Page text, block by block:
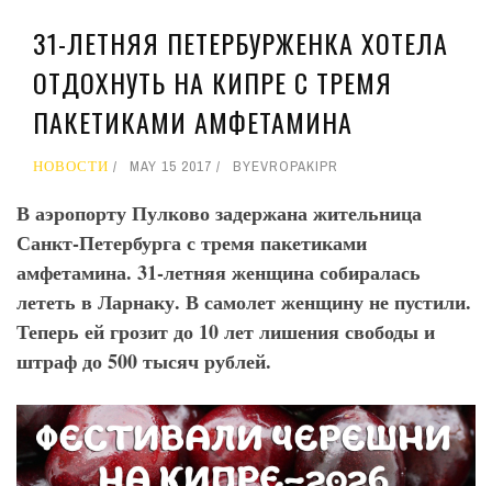
31-ЛЕТНЯЯ ПЕТЕРБУРЖЕНКА ХОТЕЛА
ОТДОХНУТЬ НА КИПРЕ С ТРЕМЯ
ПАКЕТИКАМИ АМФЕТАМИНА
НОВОСТИ MAY 15 2017 BYEVROPAKIPR
В аэропорту Пулково задержана жительница
Санкт-Петербурга с тремя пакетиками
амфетамина. 31-летняя женщина собиралась
лететь в Ларнаку. В самолет женщину не пустили.
Теперь ей грозит до 10 лет лишения свободы и
штраф до 500 тысяч рублей.